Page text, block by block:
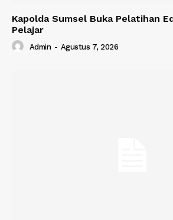
Kapolda Sumsel Buka Pelatihan
Pelajar
Admin - Agustus 7, 2026